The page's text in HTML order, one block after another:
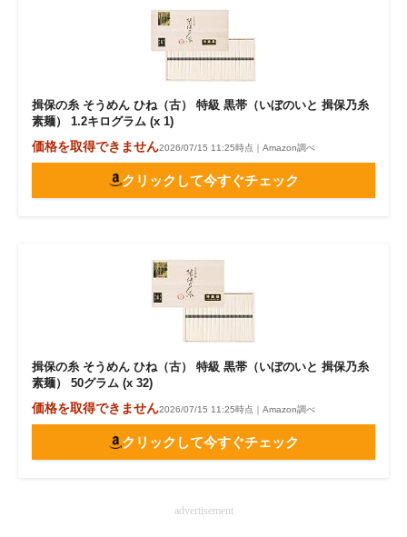
揖保の糸 そうめん ひね（古） 特級 黒帯（いぼのいと 揖保乃糸
素麺） 1.2キログラム (x 1)
価格を取得できません2026/07/15 11:25時点｜Amazon調べ
クリックして今すぐチェック
揖保の糸 そうめん ひね（古） 特級 黒帯（いぼのいと 揖保乃糸
素麺） 50グラム (x 32)
価格を取得できません2026/07/15 11:25時点｜Amazon調べ
クリックして今すぐチェック
advertisement